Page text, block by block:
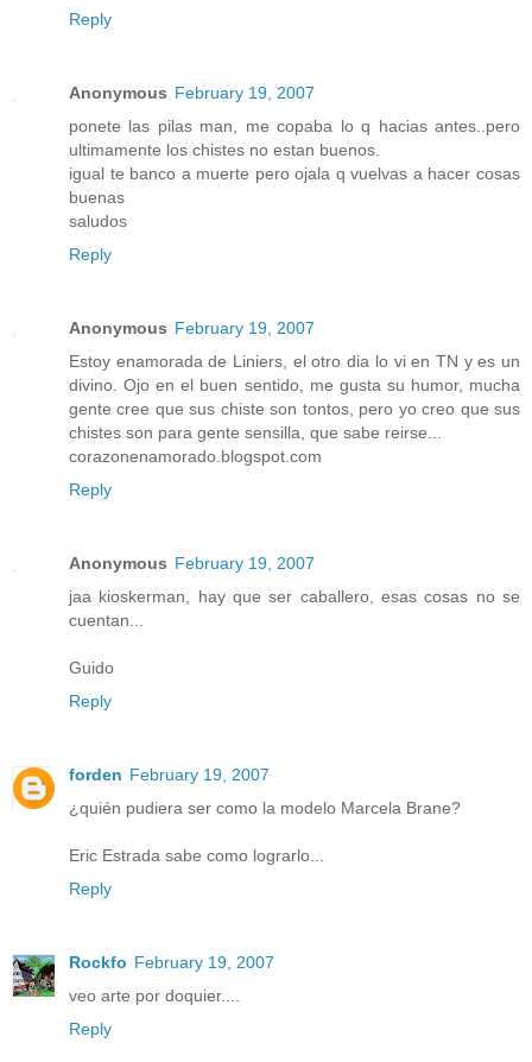
Reply
Anonymous February 19, 2007
ponete las pilas man, me copaba lo q hacias antes..pero
ultimamente los chistes no estan buenos.
igual te banco a muerte pero ojala q vuelvas a hacer cosas
buenas
saludos
Reply
Anonymous February 19, 2007
Estoy enamorada de Liniers, el otro dia lo vi en TN y es un
divino. Ojo en el buen sentido, me gusta su humor, mucha
gente cree que sus chiste son tontos, pero yo creo que sus
chistes son para gente sensilla, que sabe reirse...
corazonenamorado.blogspot.com
Reply
Anonymous February 19, 2007
jaa kioskerman, hay que ser caballero, esas cosas no se
cuentan...
Guido
Reply
forden February 19, 2007
¿quién pudiera ser como la modelo Marcela Brane?
Eric Estrada sabe como lograrlo...
Reply
Rockfo February 19, 2007
veo arte por doquier....
Reply